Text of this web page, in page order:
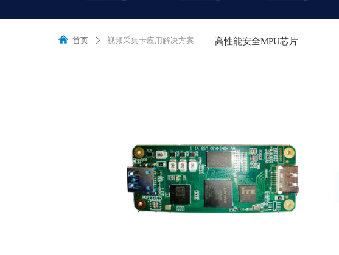
낀 首页 ꄲ 视频采集卡应用解决方案 高性能安全MPU芯片